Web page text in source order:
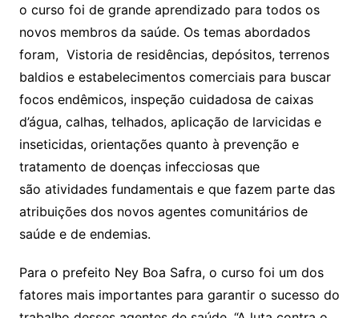
o curso foi de grande aprendizado para todos os
novos membros da saúde. Os temas abordados
foram, Vistoria de residências, depósitos, terrenos
baldios e estabelecimentos comerciais para buscar
focos endêmicos, inspeção cuidadosa de caixas
d’água, calhas, telhados, aplicação de larvicidas e
inseticidas, orientações quanto à prevenção e
tratamento de doenças infecciosas que
são atividades fundamentais e que fazem parte das
atribuições dos novos agentes comunitários de
saúde e de endemias.
Para o prefeito Ney Boa Safra, o curso foi um dos
fatores mais importantes para garantir o sucesso do